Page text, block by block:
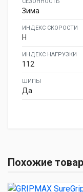
Зима
ИНДЕКС СКОРОСТИ
H
ИНДЕКС НАГРУЗКИ
112
ШИПЫ
Да
Похожие